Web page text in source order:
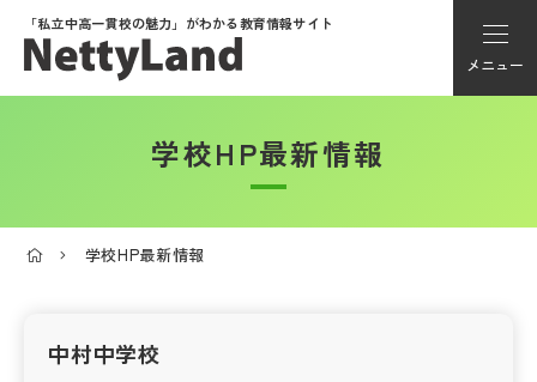
「私立中高一貫校の魅力」がわかる教育情報サイト
メニュー
アカウント登録
学校選び
学校HP最新情報
学校HP最新情報
中村中学校